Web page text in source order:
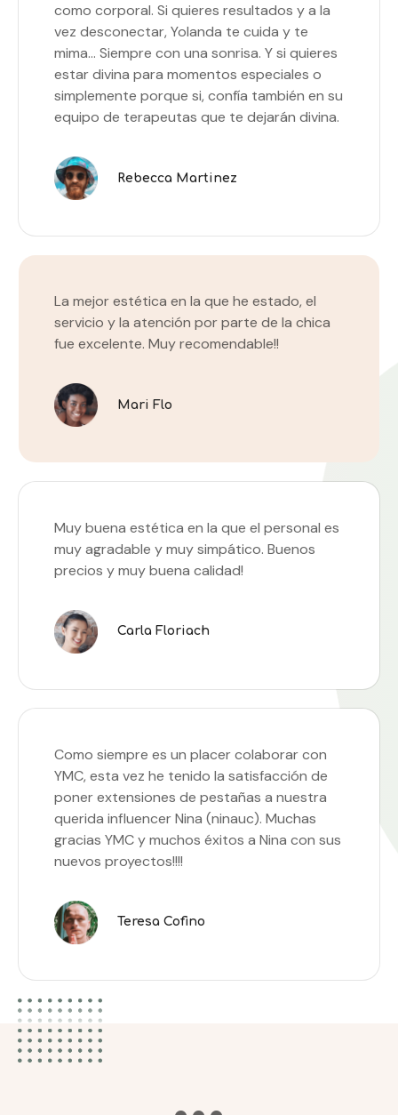
como corporal. Si quieres resultados y a la
vez desconectar, Yolanda te cuida y te
mima… Siempre con una sonrisa. Y si quieres
estar divina para momentos especiales o
simplemente porque si, confía también en su
equipo de terapeutas que te dejarán divina.
Rebecca Martinez
La mejor estética en la que he estado, el
servicio y la atención por parte de la chica
fue excelente. Muy recomendable!!
Mari Flo
Muy buena estética en la que el personal es
muy agradable y muy simpático. Buenos
precios y muy buena calidad!
Carla Floriach
Como siempre es un placer colaborar con
YMC, esta vez he tenido la satisfacción de
poner extensiones de pestañas a nuestra
querida influencer Nina (ninauc). Muchas
gracias YMC y muchos éxitos a Nina con sus
nuevos proyectos!!!!
Teresa Cofino